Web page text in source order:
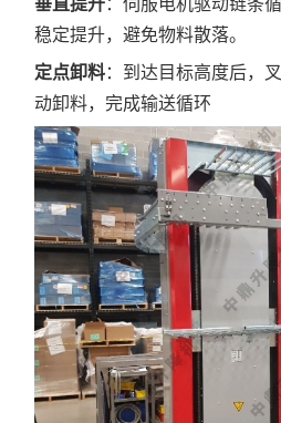
垂直提升：伺服电机驱动链条
稳定提升，避免物料散落‌。
定点卸料：到达目标高度后，
动卸料，完成输送循环‌